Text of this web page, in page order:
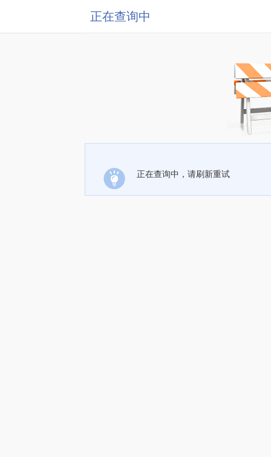
正在查询中
正在查询中，请刷新重试